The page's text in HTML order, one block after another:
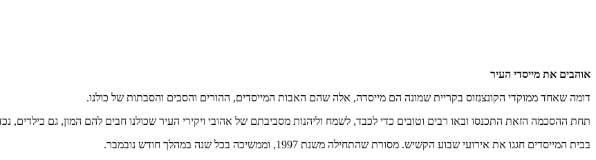
אוהבים את מייסדי העיר
דומה שאחד ממוקדי הקונצנזוס בקריית שמונה הם מייסדה, אלה שהם האבות המייסדים, ההורים והסבים והסבתות של כולנו.
תחת ההסכמה הזאת התכנסו ובאו רבים וטובים כדי לכבד, לשמח וליהנות מסביבתם של אהובי ויקירי העיר שכולנו חבים להם המון, גם כילדים,
בבית המייסדים חגגו את אירועי שבוע הקשיש. מסורת שהתחילה משנת 1997, וממשיכה בכל שנה במהלך חודש נובמבר.